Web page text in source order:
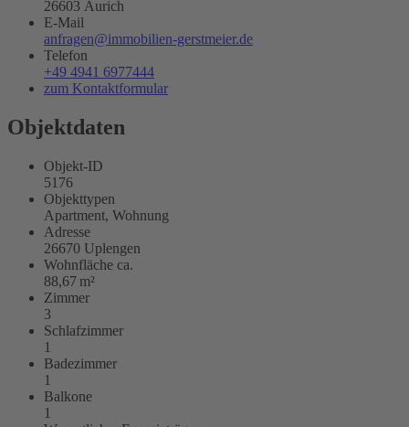
26603 Aurich
E-Mail
anfragen@immobilien-gerstmeier.de
Telefon
+49 4941 6977444
zum Kontaktformular
Objektdaten
Objekt-ID
5176
Objekttypen
Apartment, Wohnung
Adresse
26670 Uplengen
Wohnfläche ca.
88,67 m²
Zimmer
3
Schlafzimmer
1
Badezimmer
1
Balkone
1